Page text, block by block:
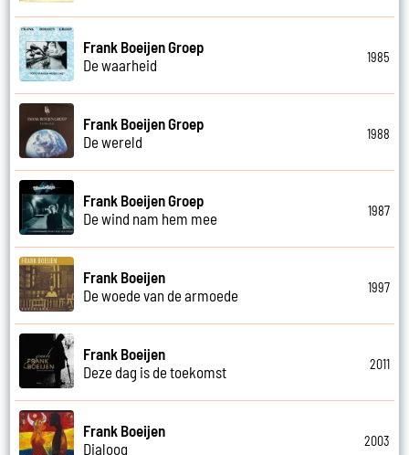
Frank Boeijen Groep
De waarheid
1985
Frank Boeijen Groep
De wereld
1988
Frank Boeijen Groep
De wind nam hem mee
1987
Frank Boeijen
De woede van de armoede
1997
Frank Boeijen
Deze dag is de toekomst
2011
Frank Boeijen
Dialoog
2003